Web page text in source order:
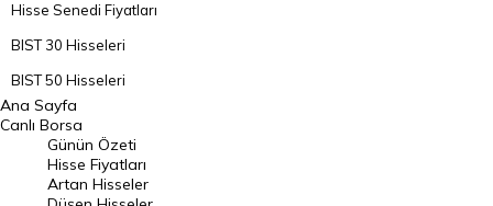
Hisse Senedi Fiyatları
BIST 30 Hisseleri
BIST 50 Hisseleri
BIST 100 Hisseleri
En Çok Artan Hisseler
En Çok Düşen Hisseler
Ana Sayfa
Canlı Borsa
Günün Özeti
Hisse Fiyatları
Artan Hisseler